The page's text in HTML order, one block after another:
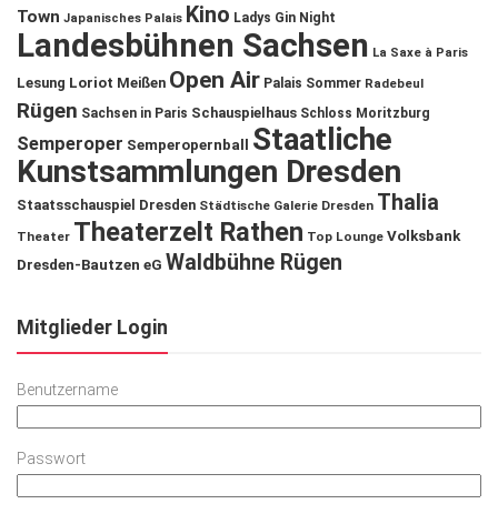
Town Japanisches Palais Kino Ladys Gin Night
Landesbühnen Sachsen La Saxe à Paris
Lesung Loriot Meißen Open Air Palais Sommer Radebeul
Rügen Sachsen in Paris Schauspielhaus Schloss Moritzburg
Semperoper Semperopernball
Staatliche
Kunstsammlungen Dresden
Staatsschauspiel Dresden Städtische Galerie Dresden Thalia
Theater Theaterzelt Rathen Top Lounge Volksbank
Dresden-Bautzen eG Waldbühne Rügen
Mitglieder Login
Benutzername
Passwort